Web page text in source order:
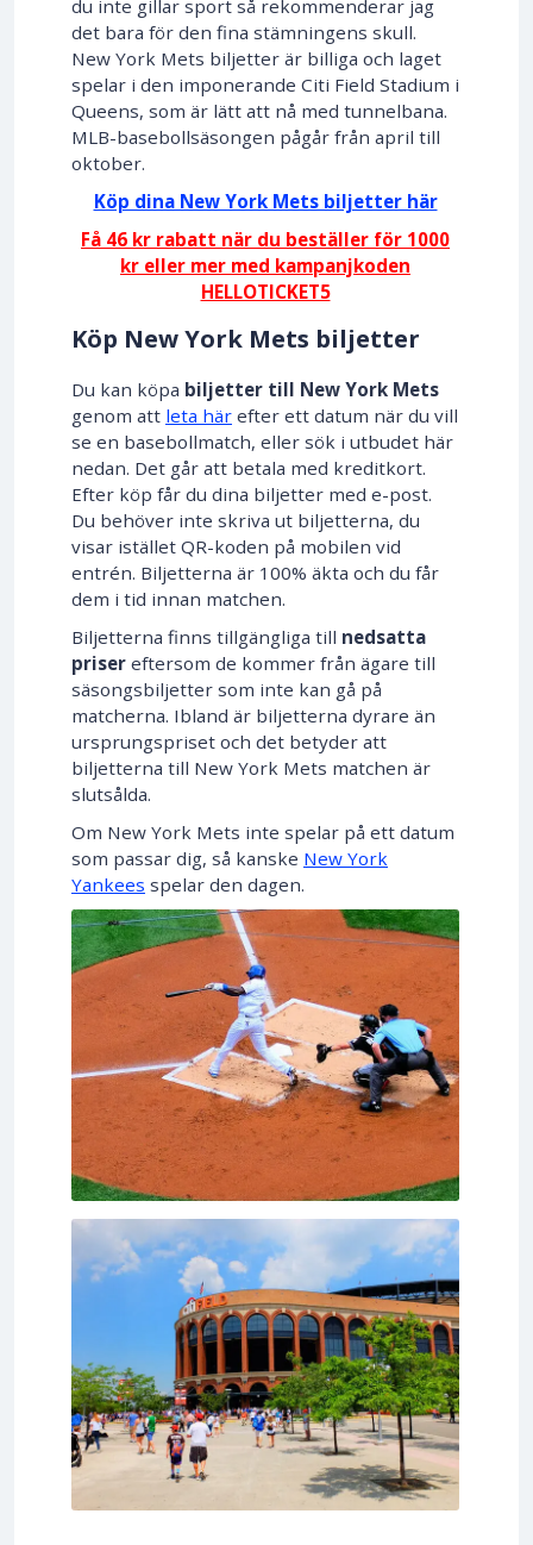
du inte gillar sport så rekommenderar jag
det bara för den fina stämningens skull.
New York Mets biljetter är billiga och laget
spelar i den imponerande Citi Field Stadium i
Queens, som är lätt att nå med tunnelbana.
MLB-basebollsäsongen pågår från april till
oktober.
Köp dina New York Mets biljetter här
Få 46 kr rabatt när du beställer för 1000
kr eller mer med kampanjkoden
HELLOTICKET5
Köp New York Mets biljetter
Du kan köpa biljetter till New York Mets
genom att leta här efter ett datum när du vill
se en basebollmatch, eller sök i utbudet här
nedan. Det går att betala med kreditkort.
Efter köp får du dina biljetter med e-post.
Du behöver inte skriva ut biljetterna, du
visar istället QR-koden på mobilen vid
entrén. Biljetterna är 100% äkta och du får
dem i tid innan matchen.
Biljetterna finns tillgängliga till nedsatta
priser eftersom de kommer från ägare till
säsongsbiljetter som inte kan gå på
matcherna. Ibland är biljetterna dyrare än
ursprungspriset och det betyder att
biljetterna till New York Mets matchen är
slutsålda.
Om New York Mets inte spelar på ett datum
som passar dig, så kanske New York
Yankees spelar den dagen.